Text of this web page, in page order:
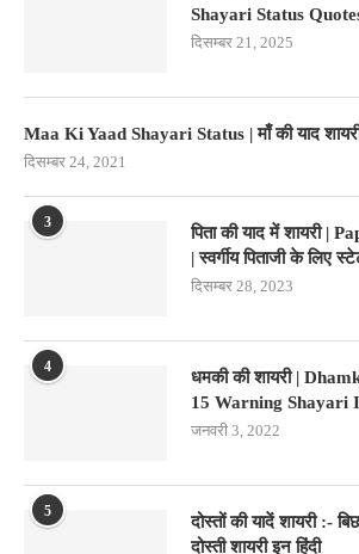
Shayari Status
दिसम्बर 21, 2025
Maa Ki Yaad Shayari Status | माँ की याद
दिसम्बर 24, 2021
3
पिता की याद में शायरी |
| स्वर्गीय पिताजी के लिए
दिसम्बर 28, 2023
4
धमकी की शायरी |
15 Warning Shayari
जनवरी 3, 2022
5
दोस्तों की यादें शायरी :-
दोस्ती शायरी इन हिंदी